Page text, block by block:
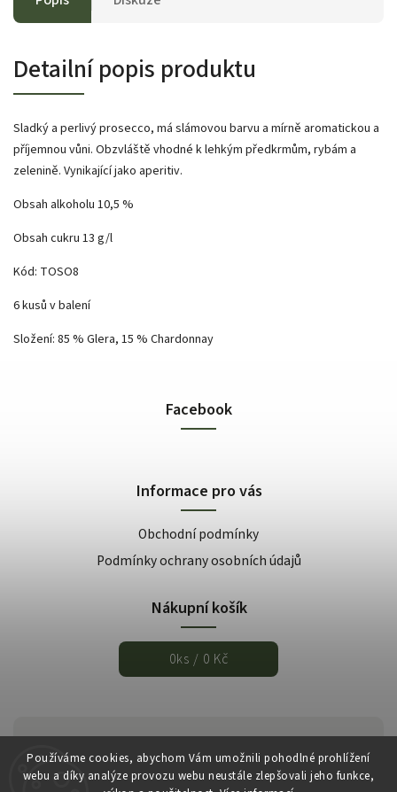
Používáme cookies, abychom Vám umožnili pohodlné prohlížení
webu a díky analýze provozu webu neustále zlepšovali jeho funkce,
Detailní popis produktu
Sladký a perlivý prosecco, má slámovou barvu a mírně aromatickou a
příjemnou vůni. Obzvláště vhodné k lehkým předkrmům, rybám a
zelenině. Vynikající jako aperitiv.
Obsah alkoholu 10,5 %
Obsah cukru 13 g/l
Kód: TOSO8
6 kusů v balení
Složení: 85 % Glera, 15 % Chardonnay
Facebook
Informace pro vás
Obchodní podmínky
Podmínky ochrany osobních údajů
Nákupní košík
0ks / 0 Kč